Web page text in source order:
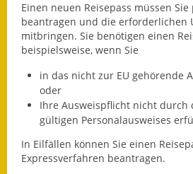
Infos in
Einen neuen Reisepass müssen
beantragen und die erforderlichen
mitbringen. Sie benötigen einen
beispielsweise, wenn Sie
in das nicht zur EU gehörende
oder
Ihre Ausweispflicht nicht durch
gültigen Personalausweises
In Eilfällen können Sie einen
Expressverfahren beantragen.